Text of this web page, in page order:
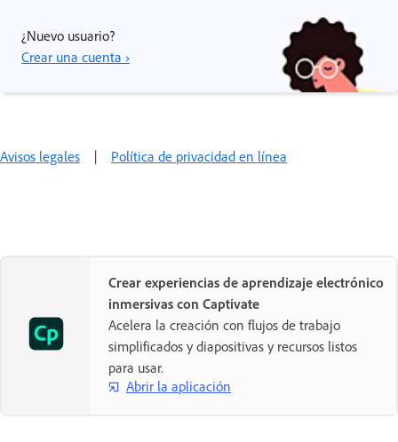
¿Nuevo usuario?
Crear una cuenta ›
Avisos legales | Política de privacidad en línea
Crear experiencias de aprendizaje electrónico
inmersivas con Captivate
Acelera la creación con flujos de trabajo
simplificados y diapositivas y recursos listos
para usar.
Abrir la aplicación